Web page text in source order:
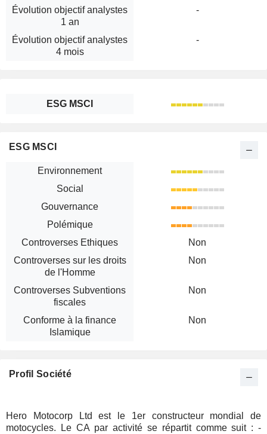
Évolution objectif analystes
1 an
-
Évolution objectif analystes
4 mois
-
ESG MSCI
ESG MSCI
Environnement
Social
Gouvernance
Polémique
Controverses Ethiques
Non
Controverses sur les droits
de l'Homme
Non
Controverses Subventions
fiscales
Non
Conforme à la finance
Islamique
Non
Profil Société
Hero Motocorp Ltd est le 1er constructeur mondial de
motocycles. Le CA par activité se répartit comme suit : -